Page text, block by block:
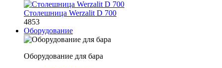
Столешница Werzalit D 700
4853
Оборудование
Оборудование для бара